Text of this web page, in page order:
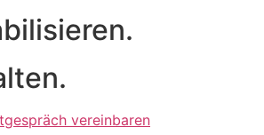
vereinbaren